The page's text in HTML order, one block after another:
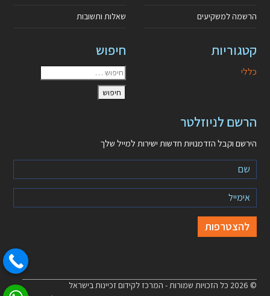
הרשמה למשקיעים שאלות ותשובות
קטגוריות
כללי
חיפוש
הרשם לניוזלטר
הירשם וקבל הזדמנויות חדשות ישירות למייל שלך
© 2026 כל הזכויות שמורות - המרכז לקידום זכיינות בישראל